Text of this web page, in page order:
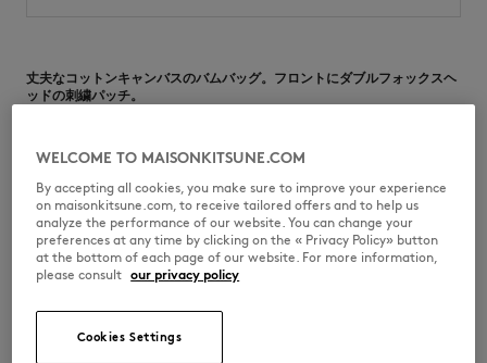
丈夫なコットンキャンバスのバムバッグ。フロントにダブルフォックスヘ
ッドの刺繍パッチ。
ジッパー開閉、プロフィールフォックスが刻印されたジッププラー付き
フロントにダブルフォックスヘッドの刺繍パッチ
メインコンパートメント1つ
サイズ：30 x 16 x 7 cm
OM511CFWW9112-0544
WELCOME TO MAISONKITSUNE.COM
By accepting all cookies, you make sure to improve your experience
on maisonkitsune.com, to receive tailored offers and to help us
analyze the performance of our website. You can change your
preferences at any time by clicking on the « Privacy Policy» button
at the bottom of each page of our website. For more information,
please consult our privacy policy
Cookies Settings